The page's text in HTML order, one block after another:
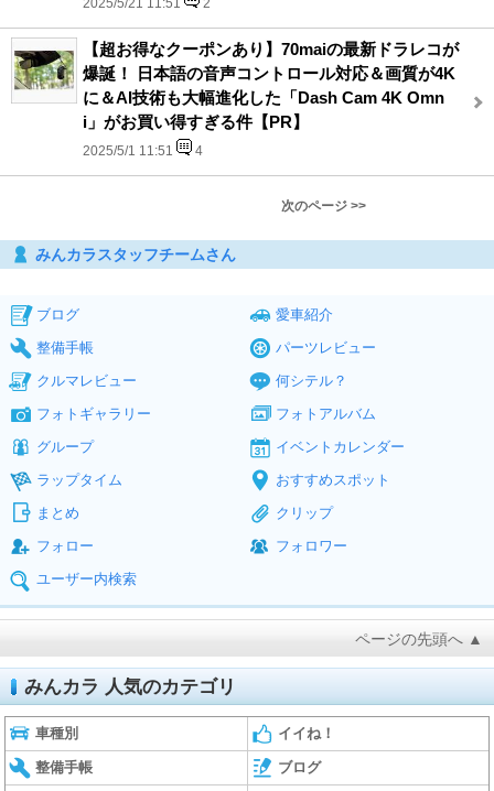
2025/5/21 11:51 2
【超お得なクーポンあり】70maiの最新ドラレコが
爆誕！ 日本語の音声コントロール対応＆画質が4K
に＆AI技術も大幅進化した「Dash Cam 4K Omn
i」がお買い得すぎる件【PR】
2025/5/1 11:51 4
次のページ >>
みんカラスタッフチームさん
ブログ
愛車紹介
整備手帳
パーツレビュー
クルマレビュー
何シテル？
フォトギャラリー
フォトアルバム
グループ
イベントカレンダー
ラップタイム
おすすめスポット
まとめ
クリップ
フォロー
フォロワー
ユーザー内検索
ページの先頭へ ▲
みんカラ 人気のカテゴリ
車種別 イイね！
整備手帳 ブログ